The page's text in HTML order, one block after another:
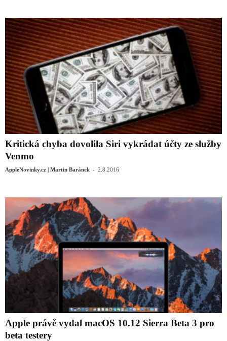
Kritická chyba dovolila Siri vykrádat účty ze služby
Venmo
AppleNovinky.cz | Martin Baránek - 2.8.2016
Apple právě vydal macOS 10.12 Sierra Beta 3 pro
beta testery